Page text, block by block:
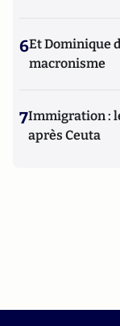
6Et Dominique
macronisme
7Immigration :
après Ceuta